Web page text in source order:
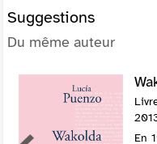
Suggestions
Du même auteur
En